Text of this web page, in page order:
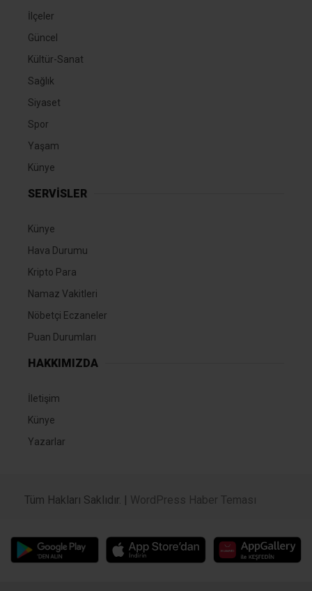
İlçeler
Güncel
Kültür-Sanat
Sağlık
Siyaset
Spor
Yaşam
Künye
SERVİSLER
Künye
Hava Durumu
Kripto Para
Namaz Vakitleri
Nöbetçi Eczaneler
Puan Durumları
HAKKIMIZDA
İletişim
Künye
Yazarlar
Tüm Hakları Saklıdır. | WordPress Haber Teması